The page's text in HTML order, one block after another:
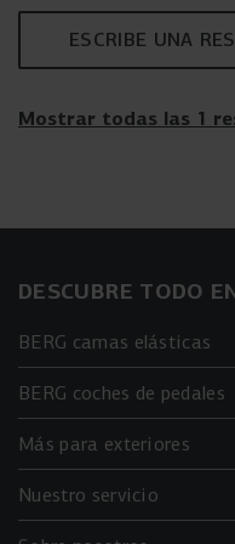
ESCRIBE UNA
Mostrar todas las 1
DESCUBRE TODO
BERG camas elásticas
BERG coches de pedales
Más para exteriores
Nuestro servicio